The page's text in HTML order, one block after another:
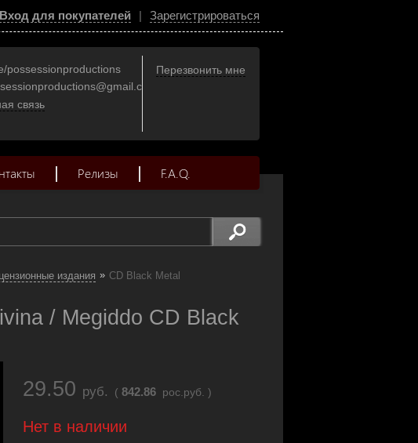
Вход для покупателей | Зарегистрироваться
possessionproductions
связь
Перезвонить мне
Релизы F.A.Q.
издания » CD Black Metal
/ Megiddo CD Black
29.50 руб. ( 842.86 рос.руб. )
Нет в наличии